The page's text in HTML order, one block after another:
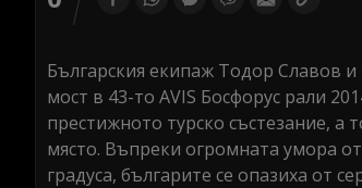
Българския екипаж Тодор Славов
мост в 43-то AVIS Босфорус рали
престижното турско състезание, а
място. Въпреки огромната умора
градуса, българите се опазиха от